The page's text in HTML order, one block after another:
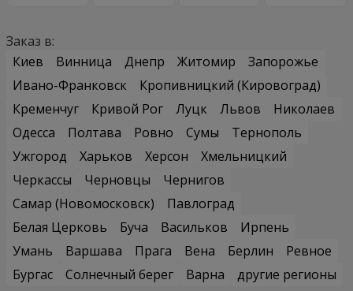
Заказ в:
Киев
Винница Днепр Житомир
Запорожье
Ивано-Франковск
Кропивницкий (Кировоград)
Кременчуг
Кривой Рог Луцк Львов
Николаев
Одесса
Полтава Ровно Сумы
Тернополь
Ужгород
Харьков Херсон
Хмельницкий
Черкассы
Черновцы
Чернигов
Самар (Новомосковск)
Павлоград
Белая Церковь
Буча Васильков
Ирпень
Умань
Варшава Прага Вена Берлин
Ревное
Бургас
Солнечный берег Варна
другие регионы